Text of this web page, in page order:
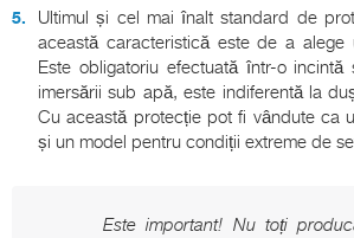
Ultimul și cel mai înalt standard de
această caracteristică este de a alege
Este obligatoriu efectuată într-o incintă
imersării sub apă, este indiferentă la
Cu această protecție pot fi vândute ca
și un model pentru condiții extreme de
Este important! Nu toți